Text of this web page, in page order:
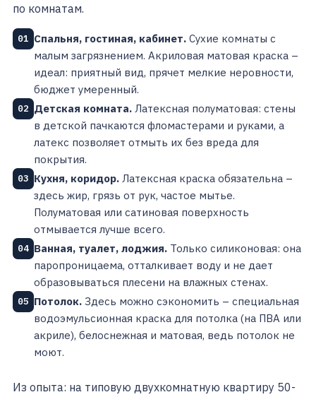
по комнатам.
01 Спальня, гостиная, кабинет. Сухие комнаты с
малым загрязнением. Акриловая матовая краска –
идеал: приятный вид, прячет мелкие неровности,
бюджет умеренный.
02 Детская комната. Латексная полуматовая: стены
в детской пачкаются фломастерами и руками, а
латекс позволяет отмыть их без вреда для
покрытия.
03 Кухня, коридор. Латексная краска обязательна –
здесь жир, грязь от рук, частое мытье.
Полуматовая или сатиновая поверхность
отмывается лучше всего.
04 Ванная, туалет, лоджия. Только силиконовая: она
паропроницаема, отталкивает воду и не дает
образовываться плесени на влажных стенах.
05 Потолок. Здесь можно сэкономить – специальная
водоэмульсионная краска для потолка (на ПВА или
акриле), белоснежная и матовая, ведь потолок не
моют.
Из опыта: на типовую двухкомнатную квартиру 50-